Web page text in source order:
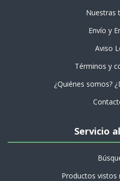
Nuestras
Envío y
Aviso
Términos y
¿Quiénes somos?
Servicio
Productos vistos